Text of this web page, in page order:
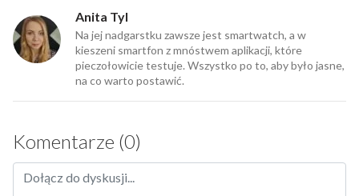
Anita Tyl
Na jej nadgarstku zawsze jest smartwatch, a w
kieszeni smartfon z mnóstwem aplikacji, które
pieczołowicie testuje. Wszystko po to, aby było jasne,
na co warto postawić.
Komentarze (0)